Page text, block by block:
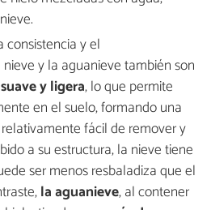
consistencia y el
y la aguanieve también son
y ligera, lo que permite
en el suelo, formando una
fácil de remover y
a su estructura, la nieve tiene
ser menos resbaladiza que el
la aguanieve, al contener